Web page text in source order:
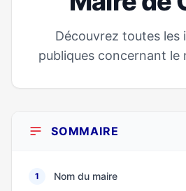
Découvrez toutes les
publiques concernant le
SOMMAIRE
1 Nom du maire